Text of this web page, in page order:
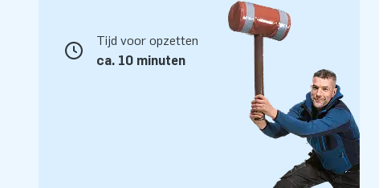
Tijd voor opzetten
ca. 10 minuten